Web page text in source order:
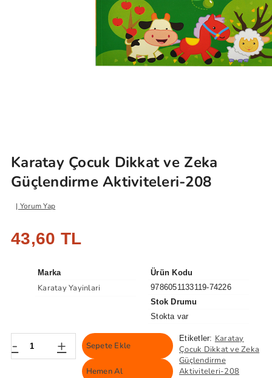
Karatay Çocuk Dikkat ve Zeka
Güçlendirme Aktiviteleri-208
Yorum Yap
43,60 TL
Marka
Karatay Yayinlari
Ürün Kodu
9786051133119-74226
Stok Drumu
Stokta var
- + Sepete Ekle
Hemen Al
Etiketler: Karatay
Çocuk Dikkat ve Zeka
Güçlendirme
Aktiviteleri-208